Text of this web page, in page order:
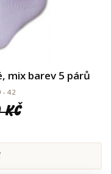
mix barev 5 párů
- 42
Kč